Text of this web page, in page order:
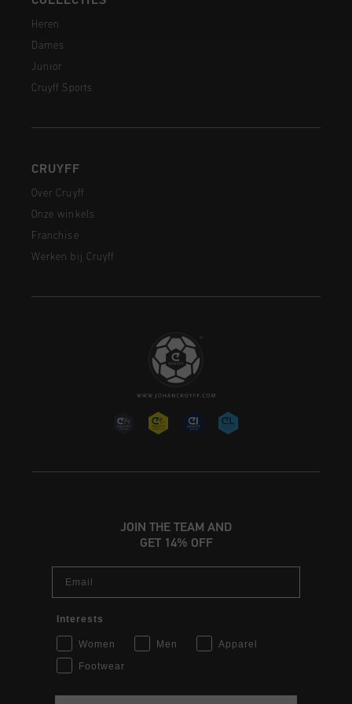
Heren
Dames
Junior
Cruyff Sports
CRUYFF
Over Cruyff
Onze winkels
Franchise
Werken bij Cruyff
JOIN THE TEAM AND
GET 14% OFF
Email
Interests
Women Men
Apparel
Footwear